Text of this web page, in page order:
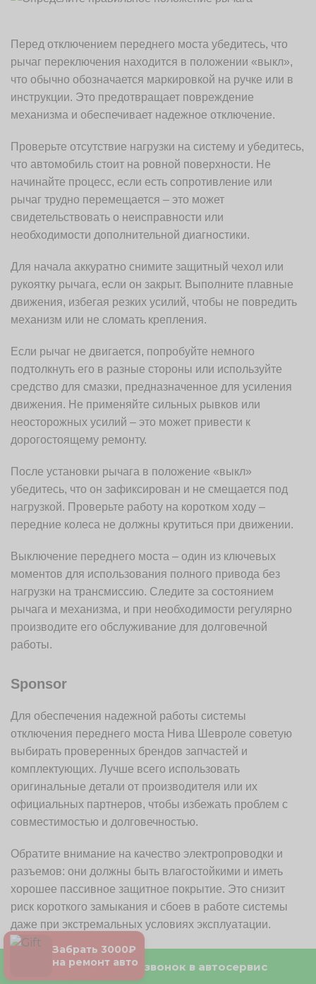
Перед отключением переднего моста убедитесь, что
рычаг переключения находится в положении «выкл»,
что обычно обозначается маркировкой на ручке или в
инструкции. Это предотвращает повреждение
механизма и обеспечивает надежное отключение.
Проверьте отсутствие нагрузки на систему и убедитесь,
что автомобиль стоит на ровной поверхности. Не
начинайте процесс, если есть сопротивление или
рычаг трудно перемещается – это может
свидетельствовать о неисправности или
необходимости дополнительной диагностики.
Для начала аккуратно снимите защитный чехол или
рукоятку рычага, если он закрыт. Выполните плавные
движения, избегая резких усилий, чтобы не повредить
механизм или не сломать крепления.
Если рычаг не двигается, попробуйте немного
подтолкнуть его в разные стороны или используйте
средство для смазки, предназначенное для усиления
движения. Не применяйте сильных рывков или
неосторожных усилий – это может привести к
дорогостоящему ремонту.
После установки рычага в положение «выкл»
убедитесь, что он зафиксирован и не смещается под
нагрузкой. Проверьте работу на коротком ходу –
передние колеса не должны крутиться при движении.
Выключение переднего моста – один из ключевых
моментов для использования полного привода без
нагрузки на трансмиссию. Следите за состоянием
рычага и механизма, и при необходимости регулярно
производите его обслуживание для долговечной
работы.
Sponsor
Для обеспечения надежной работы системы
отключения переднего моста Нива Шевроле советую
выбирать проверенных брендов запчастей и
комплектующих. Лучше всего использовать
оригинальные детали от производителя или их
официальных партнеров, чтобы избежать проблем с
совместимостью и долговечностью.
Обратите внимание на качество электропроводки и
разъемов: они должны быть влагостойкими и иметь
хорошее пассивное защитное покрытие. Это снизит
риск короткого замыкания и сбоев в работе системы
даже при экстремальных условиях эксплуатации.
Согласуйте свою покупку с профессиональными
магазинами или сервисными центрами,
Бесплатный звонок в автосервис
Забрать 3000₽
на ремонт авто